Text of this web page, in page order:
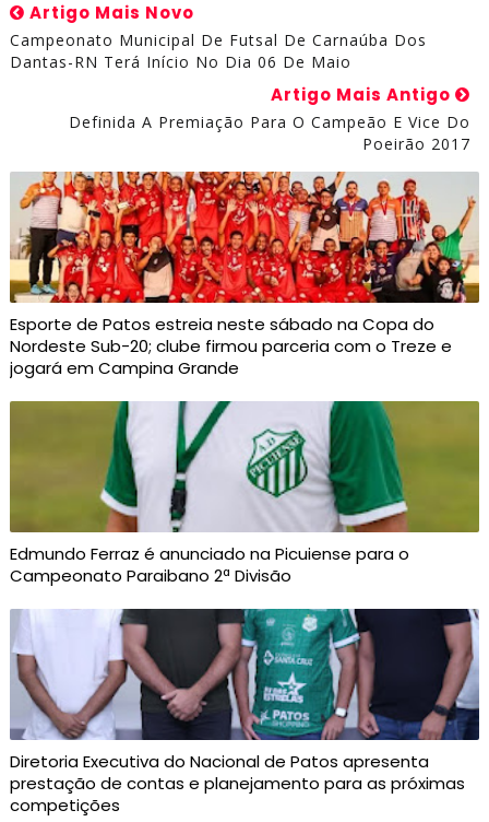
Artigo Mais Novo
Campeonato Municipal De Futsal De Carnaúba Dos
Dantas-RN Terá Início No Dia 06 De Maio
Artigo Mais Antigo
Definida A Premiação Para O Campeão E Vice Do
Poeirão 2017
Esporte de Patos estreia neste sábado na Copa do
Nordeste Sub-20; clube firmou parceria com o Treze e
jogará em Campina Grande
Edmundo Ferraz é anunciado na Picuiense para o
Campeonato Paraibano 2ª Divisão
Diretoria Executiva do Nacional de Patos apresenta
prestação de contas e planejamento para as próximas
competições